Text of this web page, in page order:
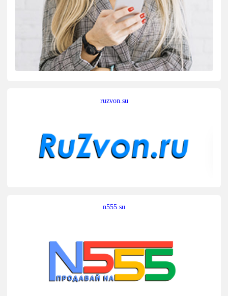
ruzvon.su
n555.su